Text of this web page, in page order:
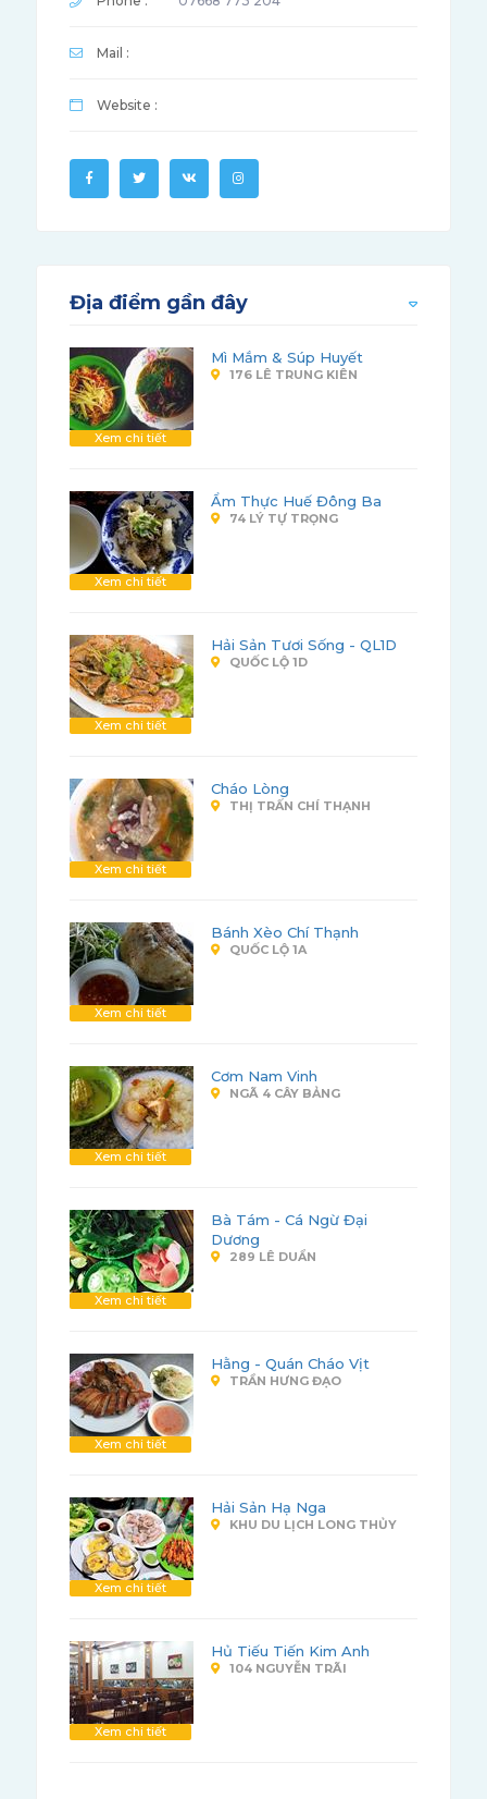
Mail :
Website :
Địa điểm gần đây
Xem chi tiết
Mì Mắm & Súp Huyết
176 LÊ TRUNG KIÊN
Xem chi tiết
Ẩm Thực Huế Đông Ba
74 LÝ TỰ TRỌNG
Xem chi tiết
Hải Sản Tươi Sống - QL1D
QUỐC LỘ 1D
Xem chi tiết
Cháo Lòng
THỊ TRẤN CHÍ THẠNH
Xem chi tiết
Bánh Xèo Chí Thạnh
QUỐC LỘ 1A
Xem chi tiết
Cơm Nam Vinh
NGÃ 4 CÂY BẢNG
Xem chi tiết
Bà Tám - Cá Ngừ Đại
Dương
289 LÊ DUẨN
Xem chi tiết
Hằng - Quán Cháo Vịt
TRẦN HƯNG ĐẠO
Xem chi tiết
Hải Sản Hạ Nga
KHU DU LỊCH LONG THỦY
Xem chi tiết
Hủ Tiếu Tiến Kim Anh
104 NGUYỄN TRÃI